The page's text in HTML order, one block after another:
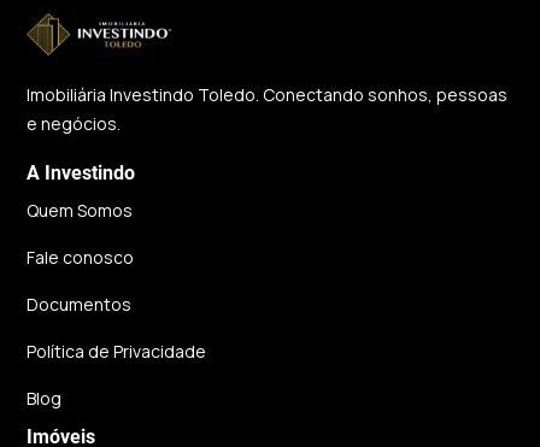
Imobiliária Investindo Toledo. Conectando sonhos, pessoas
e negócios.
A Investindo
Quem Somos
Fale conosco
Documentos
Política de Privacidade
Blog
Imóveis